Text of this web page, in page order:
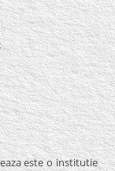
este o institutie